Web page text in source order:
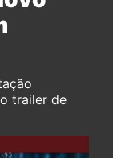
trailer de